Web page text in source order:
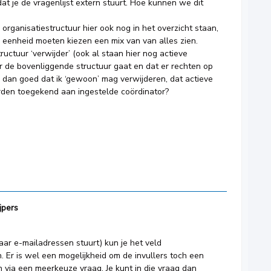
je de vragenlijst extern stuurt. Hoe kunnen we dit
organisatiestructuur hier ook nog in het overzicht staan,
moeten kiezen een mix van van alles zien.
‘verwijder’ (ook al staan hier nog actieve
bovenliggende structuur gaat en dat er rechten op
goed dat ik ‘gewoon’ mag verwijderen, dat actieve
toegekend aan ingestelde coördinator?
e-mailadressen stuurt) kun je het veld
Er is wel een mogelijkheid om de invullers toch een
een meerkeuze vraag. Je kunt in die vraag dan